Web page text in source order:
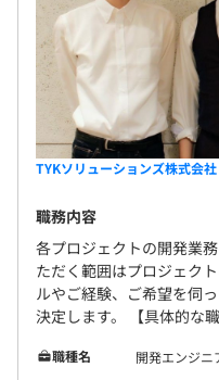
TYKソリューションズ株式会社
職務内容
各プロジェクトの開発業
ただく範囲はプロジェク
ルやご経験、ご希望を伺
決定します。 【具体的な
職種名
開発エンジニ